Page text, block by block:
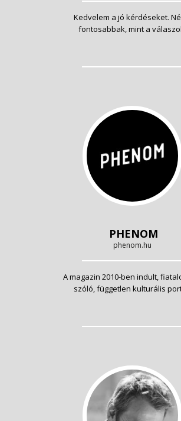
Kedvelem a jó kérdéseket.
fontosabbak, mint a
PHENOM
phenom.hu
A magazin 2010-ben indult,
szóló, független kulturális